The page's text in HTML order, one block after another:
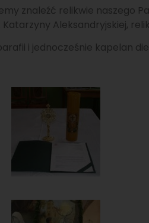
znaleźć relikwie naszego
Aleksandryjskiej,
i jednocześnie kapelan